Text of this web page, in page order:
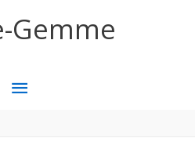
Gemme
MENU